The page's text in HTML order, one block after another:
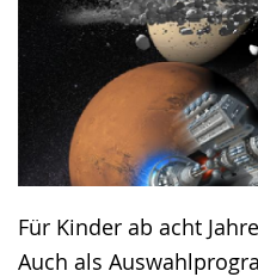
Für Kinder ab acht
Auch als